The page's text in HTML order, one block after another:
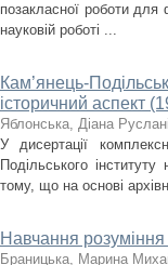
позакласної роботи для
науковій роботі ...
Кам’янець-
історичний аспект
Яблонська, Діана
У дисертації
Подільського
тому, що на основі
Навчання
Браницька, Марина